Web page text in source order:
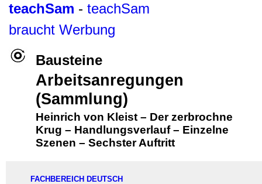
teachSam - teachSam
braucht Werbung
Bausteine
Arbeitsanregungen
(Sammlung)
Heinrich von Kleist – Der zerbrochne
Krug – Handlungsverlauf– Einzelne
Szenen – Sechster Auftritt
FACHBEREICH DEUTSCH